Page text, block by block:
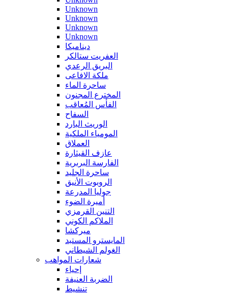
Unknown
Unknown
Unknown
Unknown
ديناميكا
العفريت ستالكر
البريق الرعدي
ملكة الافاعى
ساحرة الماء
المخترع المجنون
الفأس المُعاقب
السفاح
الوريث البارد
المومياء الملكية
العملاق
عازف القيثارة
الفارسة البربرية
ساحرة الجليد
الروبوت الأنيق
جوليا المدرعة
أميرة الضوء
التنين القرمزي
الملاكم الكوني
ميركشا
المايسترو المستبد
الغولم الشيطاني
شعارات المواهب
إحياء
الضربة العنيفة
تنشيط